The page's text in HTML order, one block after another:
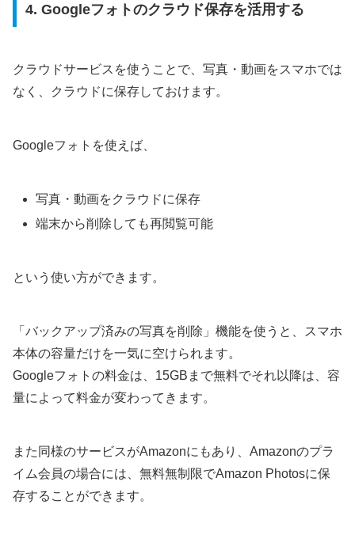
4. Googleフォトのクラウド保存を活用する
クラウドサービスを使うことで、写真・動画をスマホでは
なく、クラウドに保存しておけます。
Googleフォトを使えば、
写真・動画をクラウドに保存
端末から削除しても再閲覧可能
という使い方ができます。
「バックアップ済みの写真を削除」機能を使うと、スマホ
本体の容量だけを一気に空けられます。
Googleフォトの料金は、15GBまで無料でそれ以降は、容
量によって料金が変わってきます。
また同様のサービスがAmazonにもあり、Amazonのプラ
イム会員の場合には、無料無制限でAmazon Photosに保
存することができます。